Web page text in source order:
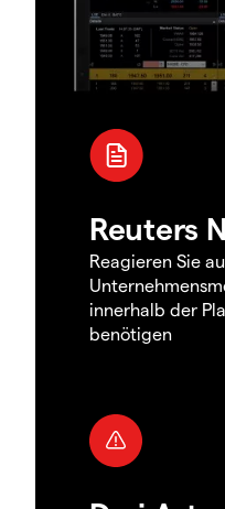
Reuters
Reagieren Sie
innerhalb der
benötigen